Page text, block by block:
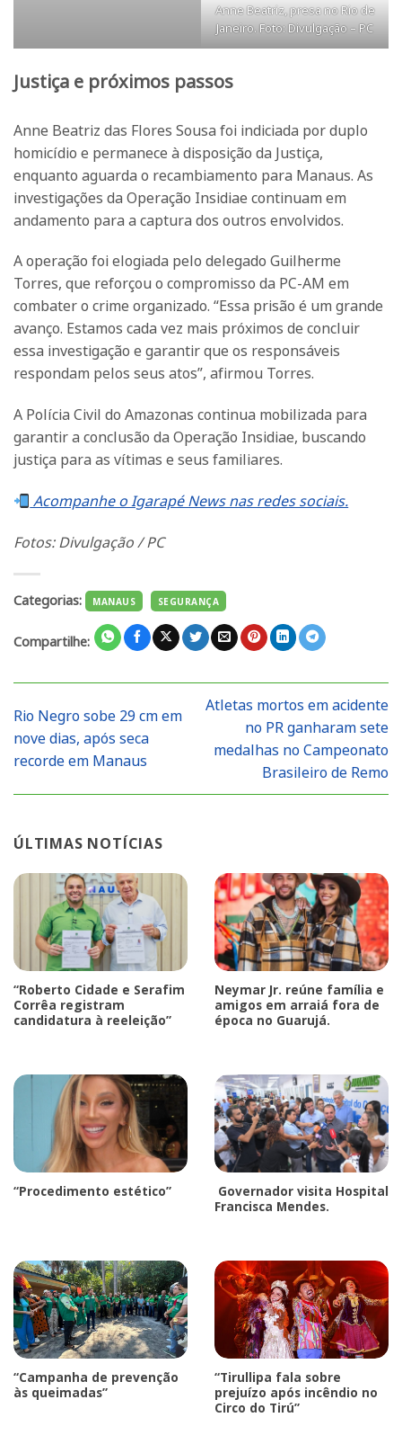
Anne Beatriz, presa no Rio de
Janeiro. Foto: Divulgação – PC
Justiça e próximos passos
Anne Beatriz das Flores Sousa foi indiciada por duplo
homicídio e permanece à disposição da Justiça,
enquanto aguarda o recambiamento para Manaus. As
investigações da Operação Insidiae continuam em
andamento para a captura dos outros envolvidos.
A operação foi elogiada pelo delegado Guilherme
Torres, que reforçou o compromisso da PC-AM em
combater o crime organizado. “Essa prisão é um grande
avanço. Estamos cada vez mais próximos de concluir
essa investigação e garantir que os responsáveis
respondam pelos seus atos”, afirmou Torres.
A Polícia Civil do Amazonas continua mobilizada para
garantir a conclusão da Operação Insidiae, buscando
justiça para as vítimas e seus familiares.
Acompanhe o Igarapé News nas redes sociais.
Fotos: Divulgação / PC
Categorias: MANAUS SEGURANÇA
Compartilhe:
Rio Negro sobe 29 cm em
nove dias, após seca
recorde em Manaus
Atletas mortos em acidente
no PR ganharam sete
medalhas no Campeonato
Brasileiro de Remo
ÚLTIMAS NOTÍCIAS
“Roberto Cidade e Serafim
Corrêa registram
candidatura à reeleição”
Neymar Jr. reúne família e
amigos em arraiá fora de
época no Guarujá.
“Procedimento estético”
Governador visita Hospital
Francisca Mendes.
“Campanha de prevenção
às queimadas”
“Tirullipa fala sobre
prejuízo após incêndio no
Circo do Tirú”